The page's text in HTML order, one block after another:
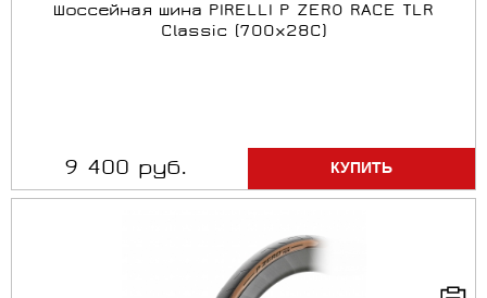
Шоссейная шина PIRELLI P ZERO RACE TLR
Classic (700x28C)
9 400 руб.